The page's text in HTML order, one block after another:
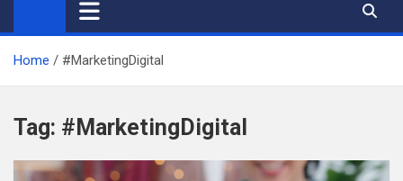
Home #MarketingDigital
Tag: #MarketingDigital